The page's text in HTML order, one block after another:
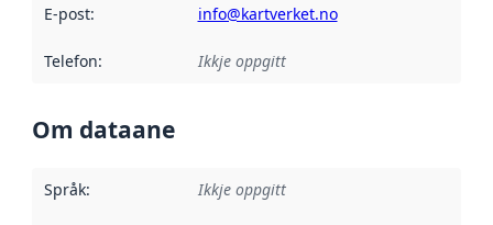
E-post: info@kartverket.no
Telefon: Ikkje oppgitt
Om dataane
Språk: Ikkje oppgitt